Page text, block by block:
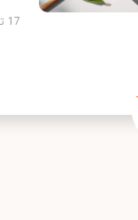
17 تیر 1405